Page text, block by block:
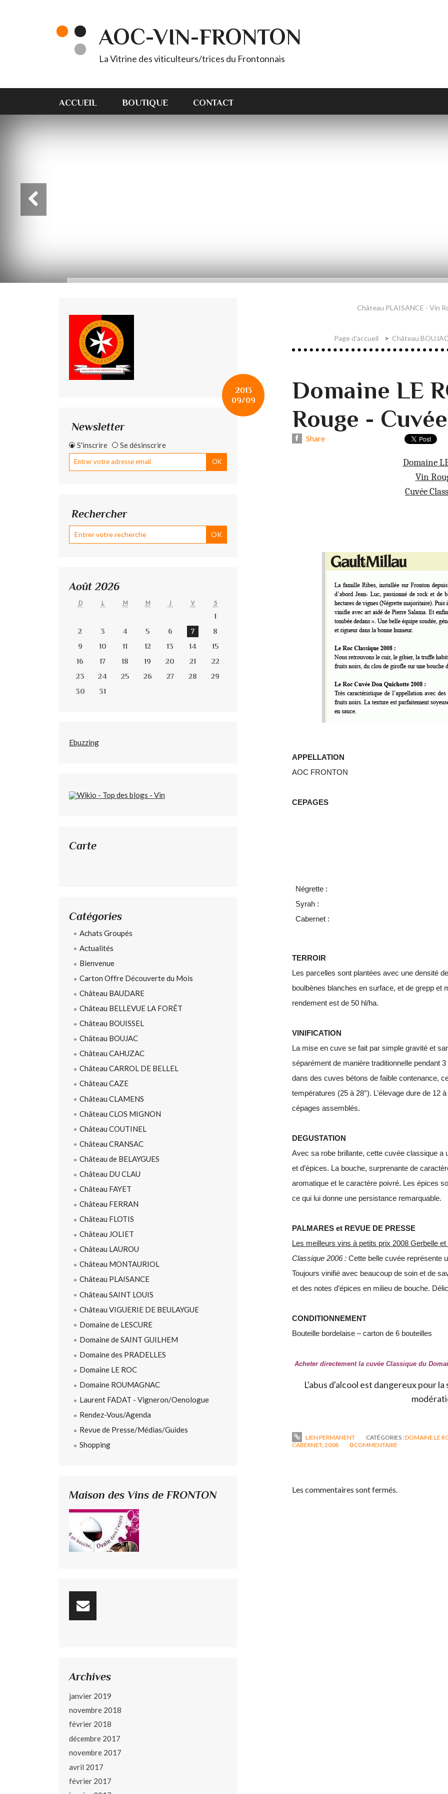
AOC-VIN-FRONTON
La Vitrine des viticulteurs/trices du Frontonnais
ACCUEIL BOUTIQUE CONTACT
Newsletter
S'inscrire Se désinscrire
Rechercher
Août 2026
D L M M J V S
1
2
3 4 5 6 7
8
9
10 11 12 13 14
15
16
17 18 19 20 21
22
23
24 25 26 27 28
29
30
31
Ebuzzing
Carte
Catégories
Achats Groupés
Actualités
Bienvenue
Carton Offre Découverte du Mois
Château BAUDARE
Château BELLEVUE LA FORÊT
Château BOUISSEL
Château BOUJAC
Château CAHUZAC
Château CARROL DE BELLEL
Château CAZE
Château CLAMENS
Château CLOS MIGNON
Château COUTINEL
Château CRANSAC
Château de BELAYGUES
Château DU CLAU
Château FAYET
Château FERRAN
Château FLOTIS
Château JOLIET
Château LAUROU
Château MONTAURIOL
Château PLAISANCE
Château SAINT LOUIS
Château VIGUERIE DE BEULAYGUE
Domaine de LESCURE
Domaine de SAINT GUILHEM
Domaine des PRADELLES
Domaine LE ROC
Domaine ROUMAGNAC
Laurent FADAT - Vigneron/Oenologue
Rendez-Vous/Agenda
Revue de Presse/Médias/Guides
Shopping
Maison des Vins de FRONTON
Archives
janvier 2019
novembre 2018
février 2018
décembre 2017
novembre 2017
avril 2017
février 2017
Château PLAISANCE - Vin
Page d'accueil Château
2013
09/09
Domaine LE
Rouge -
Share
Domaine
Vin
Cuvée
APPELLATION
AOC FRONTON
CEPAGES
Négrette :
Syrah :
Cabernet :
TERROIR
Les parcelles sont plantées avec une densité
boulbènes blanches en surface, et de grepp et
rendement est de 50 hl/ha.
VINIFICATION
La mise en cuve se fait par simple gravité et
séparément de manière traditionnelle pendant
dans des cuves bétons de faible contenance,
températures (25 à 28°). L’élevage dure de 12
cépages assemblés.
DEGUSTATION
Avec sa robe brillante, cette cuvée classique a
et d’épices. La bouche, surprenante de
aromatique et le caractère poivré. Les épices
ce qui lui donne une persistance remarquable.
PALMARES et REVUE DE PRESSE
Les meilleurs vins à petits prix 2008 Gerbelle
Classique 2006 : Cette belle cuvée représente
Toujours vinifié avec beaucoup de soin et de
et des notes d’épices en milieu de bouche.
CONDITIONNEMENT
Bouteille bordelaise – carton de 6 bouteilles
Acheter directement la cuvée Classique du
L'abus d'alcool est dangereux pour
LIEN PERMANENT CATÉGORIES :DOMAINE LE
CABERNET, 2008 0COMMENTAIRE
Les commentaires sont fermés.